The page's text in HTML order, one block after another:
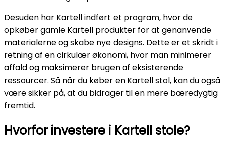
Desuden har Kartell indført et program, hvor de
opkøber gamle Kartell produkter for at genanvende
materialerne og skabe nye designs. Dette er et skridt i
retning af en cirkulær økonomi, hvor man minimerer
affald og maksimerer brugen af eksisterende
ressourcer. Så når du køber en Kartell stol, kan du også
være sikker på, at du bidrager til en mere bæredygtig
fremtid.
Hvorfor investere i Kartell stole?